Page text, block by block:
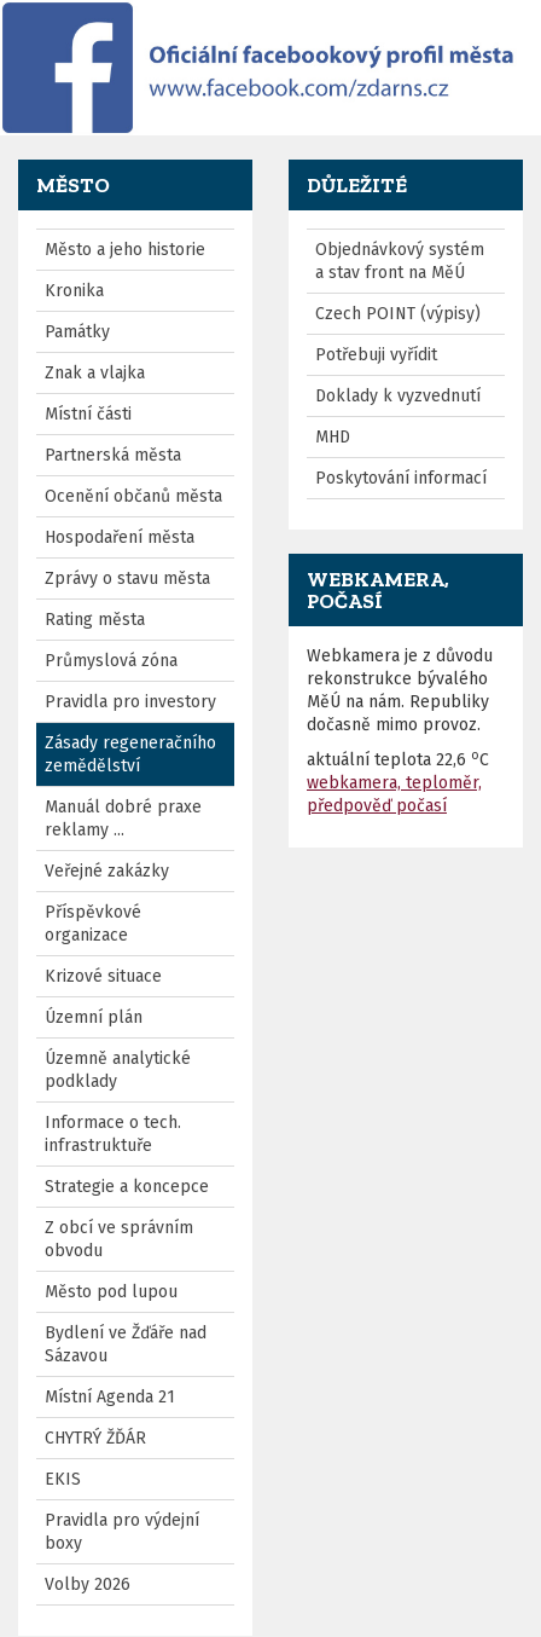
MĚSTO
Město a jeho historie
Kronika
Památky
Znak a vlajka
Místní části
Partnerská města
Ocenění občanů města
Hospodaření města
Zprávy o stavu města
Rating města
Průmyslová zóna
Pravidla pro investory
Zásady regeneračního
zemědělství
Manuál dobré praxe
reklamy ...
Veřejné zakázky
Příspěvkové
organizace
Krizové situace
Územní plán
Územně analytické
podklady
Informace o tech.
infrastruktuře
Strategie a koncepce
Z obcí ve správním
obvodu
Město pod lupou
Bydlení ve Žďáře nad
Sázavou
Místní Agenda 21
CHYTRÝ ŽĎÁR
EKIS
Pravidla pro výdejní
boxy
Volby 2026
DŮLEŽITÉ
Objednávkový systém
a stav front na MěÚ
Czech POINT (výpisy)
Potřebuji vyřídit
Doklady k vyzvednutí
MHD
Poskytování informací
WEBKAMERA,
POČASÍ
Webkamera je z důvodu
rekonstrukce bývalého
MěÚ na nám. Republiky
dočasně mimo provoz.
aktuální teplota 22,6 oC
webkamera, teploměr,
předpověď počasí